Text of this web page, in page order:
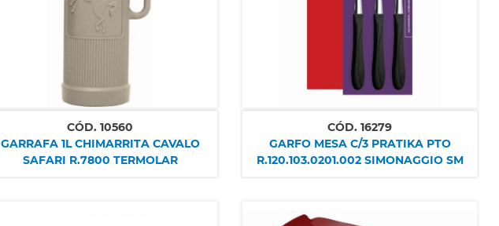
CÓD. 10560
GARRAFA 1L CHIMARRITA CAVALO
SAFARI R.7800 TERMOLAR
CÓD. 16279
GARFO MESA C/3 PRATIKA PTO
R.120.103.0201.002 SIMONAGGIO SM